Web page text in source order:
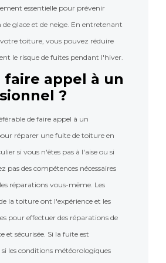
essentielle pour prévenir
glace et de neige. En entretenant
toiture, vous pouvez réduire
le risque de fuites pendant l'hiver.
faire appel à un
?
de faire appel à un
réparer une fuite de toiture en
si vous n'êtes pas à l'aise ou si
pas des compétences nécessaires
réparations vous-même. Les
la toiture ont l'expérience et les
pour effectuer des réparations de
et sécurisée. Si la fuite est
les conditions météorologiques